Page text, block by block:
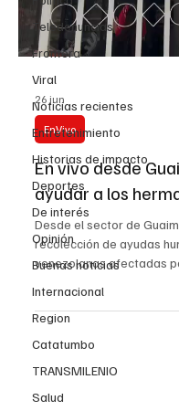
Teledenuncias
Frontera
Viral
Noticias recientes
Entretenimiento
Historias de impacto
Deportes
De interés
Opinión
Buenas noticias
Internacional
Region
Catatumbo
TRANSMILENIO
Salud
26 jun
EnVivo
En vivo desde
ayudar a los
Desde el sector de
recolección de ayudas
venezolanas afectadas
organizaciones y
alimentos no
estado, frazadas y otros